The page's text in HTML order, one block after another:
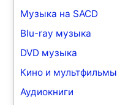
Музыка на SACD
Blu-ray музыка
DVD музыка
Кино и мультфильмы
Аудиокниги